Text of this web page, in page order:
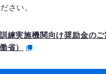
さい。
練実施機関向け奨励金のご
省）